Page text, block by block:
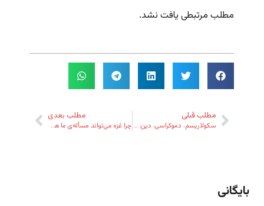
مطلب مرتبطی یافت نشد.
مطلب قبلی
سکولاریسم، دموکراسی، دین: مثلثی متغیر
مطلب بعدی
چرا غزه می‌تواند مسأله‌ی ما هم باشد؟ یا چرا هست؟
بایگانی